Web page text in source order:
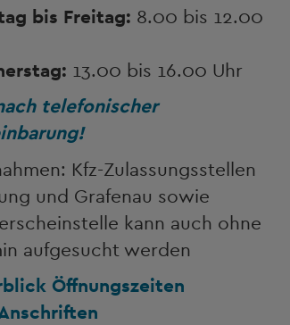
bis Freitag: 8.00 bis 12.00
13.00 bis 16.00 Uhr
telefonischer
Kfz-Zulassungsstellen
und Grafenau sowie
kann auch ohne
aufgesucht werden
Öffnungszeiten